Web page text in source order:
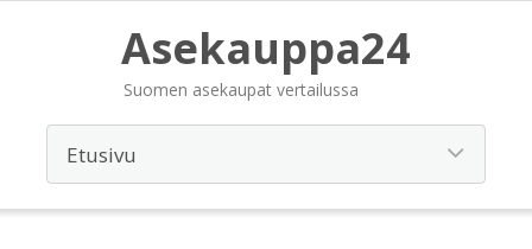
Asekauppa24
Suomen asekaupat vertailussa